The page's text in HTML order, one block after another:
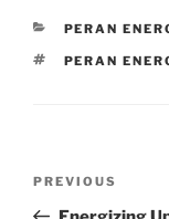
CATEGORIES
PERAN
TAGS
PERAN
Previous
Post
PREVIOUS